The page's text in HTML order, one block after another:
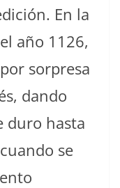
En la
año 1126,
sorpresa
dando
duro hasta
se